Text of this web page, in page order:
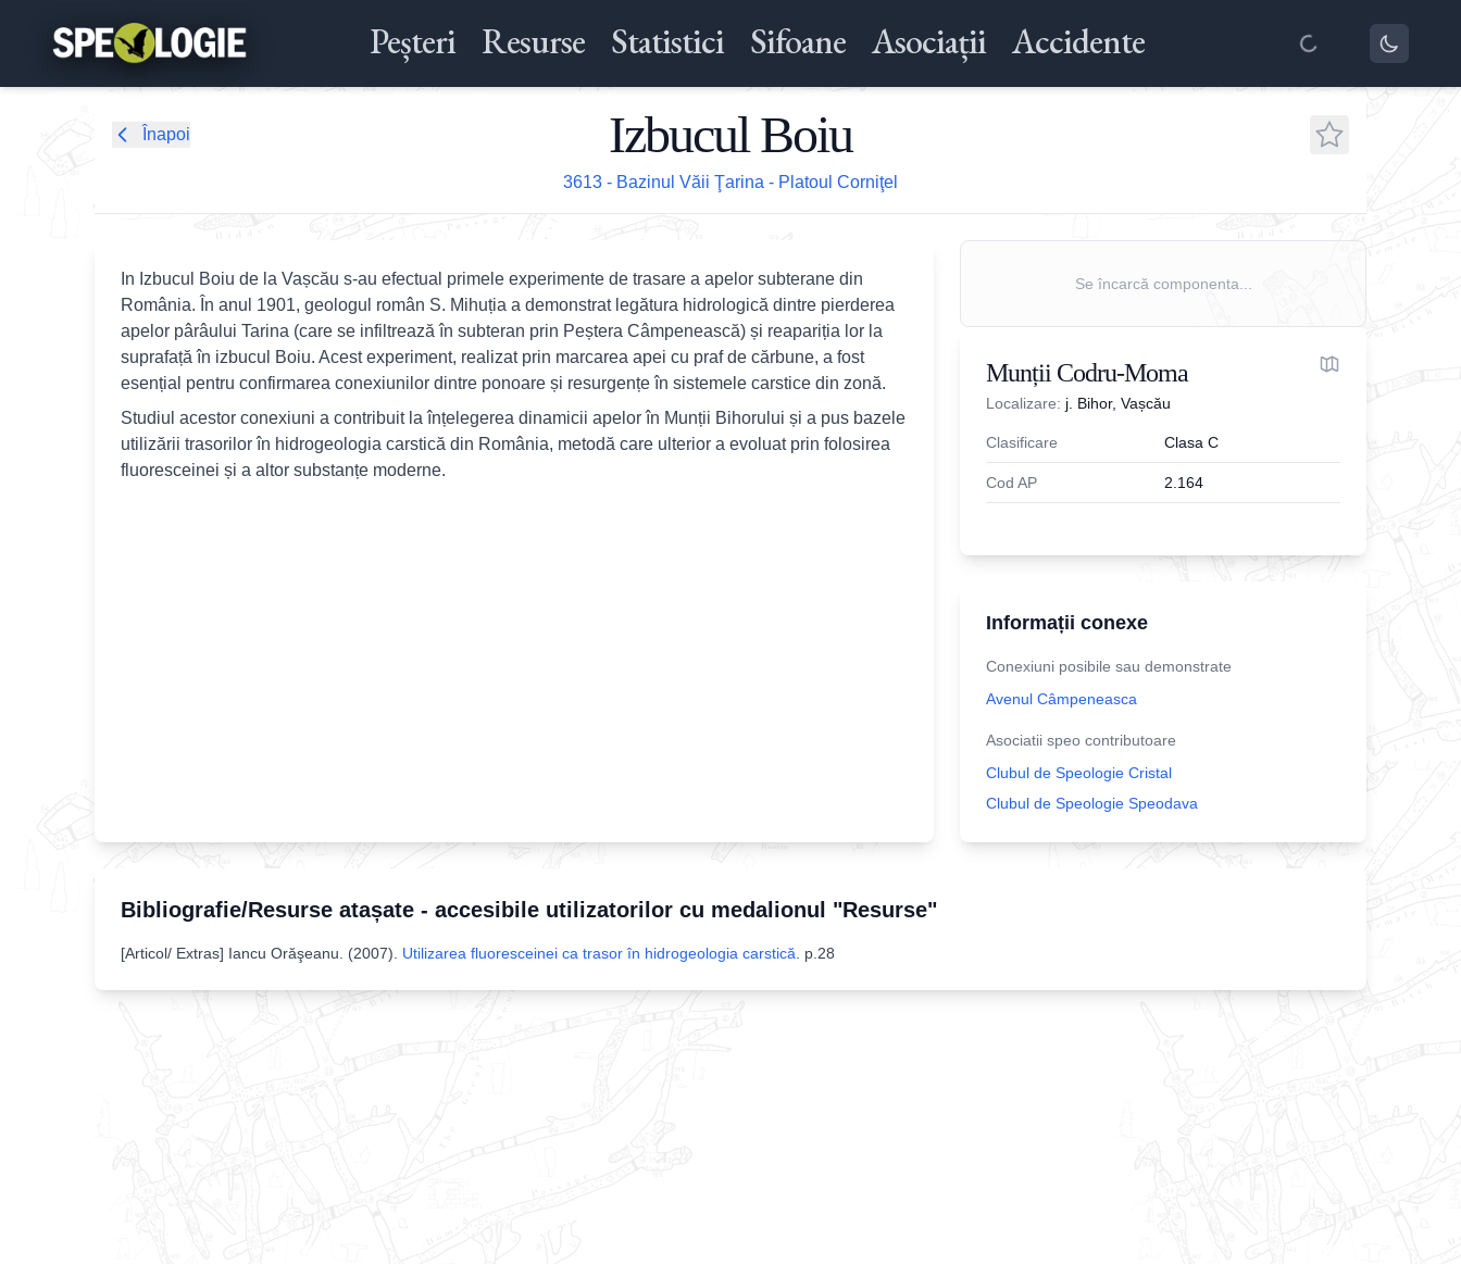
Peșteri Resurse Statistici Sifoane Asociații Accidente
Înapoi Izbucul Boiu
3613 - Bazinul Văii Ţarina - Platoul Corniţel
In Izbucul Boiu de la Vașcău s-au efectual primele experimente de trasare a apelor subterane din
România. În anul 1901, geologul român S. Mihuția a demonstrat legătura hidrologică dintre pierderea
apelor pârâului Tarina (care se infiltrează în subteran prin Peștera Câmpenească) și reapariția lor la
suprafață în izbucul Boiu. Acest experiment, realizat prin marcarea apei cu praf de cărbune, a fost
esențial pentru confirmarea conexiunilor dintre ponoare și resurgențe în sistemele carstice din zonă.
Studiul acestor conexiuni a contribuit la înțelegerea dinamicii apelor în Munții Bihorului și a pus bazele
utilizării trasorilor în hidrogeologia carstică din România, metodă care ulterior a evoluat prin folosirea
fluoresceinei și a altor substanțe moderne.
Se încarcă componenta...
Munții Codru-Moma
Localizare: j. Bihor, Vașcău
Clasificare Clasa C
Cod AP 2.164
Informații conexe
Conexiuni posibile sau demonstrate
Avenul Câmpeneasca
Asociatii speo contributoare
Clubul de Speologie Cristal
Clubul de Speologie Speodava
Bibliografie/Resurse atașate - accesibile utilizatorilor cu medalionul "Resurse"
[Articol/ Extras] Iancu Orăşeanu . (2007). Utilizarea fluoresceinei ca trasor în hidrogeologia carstică p.28